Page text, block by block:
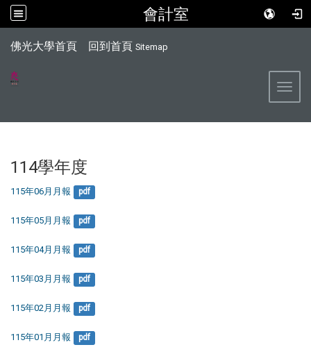
會計室
佛光大學首頁 回到首頁 Sitemap
114學年度
115年06月月報 pdf
115年05月月報 pdf
115年04月月報 pdf
115年03月月報 pdf
115年02月月報 pdf
115年01月月報 pdf